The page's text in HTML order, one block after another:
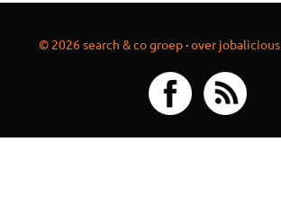
© 2026 search & co groep ·over jobalicious